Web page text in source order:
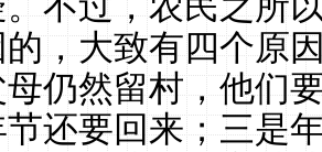
的，大致有四个原
母仍然留村，他们
节还要回来；三是